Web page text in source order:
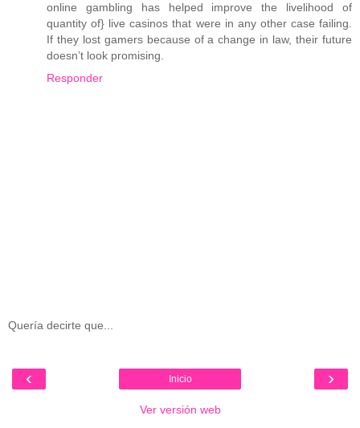
online gambling has helped improve the livelihood of
quantity of} live casinos that were in any other case failing.
If they lost gamers because of a change in law, their future
doesn’t look promising.
Responder
Quería decirte que...
‹ ›
Inicio
Ver versión web